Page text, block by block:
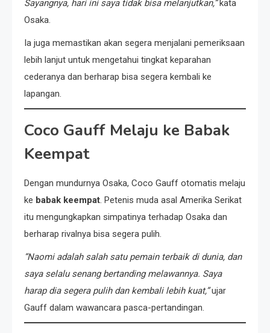
Sayangnya, hari ini saya tidak bisa melanjutkan,”kata
Osaka.
Ia juga memastikan akan segera menjalani pemeriksaan
lebih lanjut untuk mengetahui tingkat keparahan
cederanya dan berharap bisa segera kembali ke
lapangan.
Coco Gauff Melaju ke Babak
Keempat
Dengan mundurnya Osaka, Coco Gauff otomatis melaju
ke babak keempat . Petenis muda asal Amerika Serikat
itu mengungkapkan simpatinya terhadap Osaka dan
berharap rivalnya bisa segera pulih.
“Naomi adalah salah satu pemain terbaik di dunia, dan
saya selalu senang bertanding melawannya. Saya
harap dia segera pulih dan kembali lebih kuat,”ujar
Gauff dalam wawancara pasca-pertandingan.